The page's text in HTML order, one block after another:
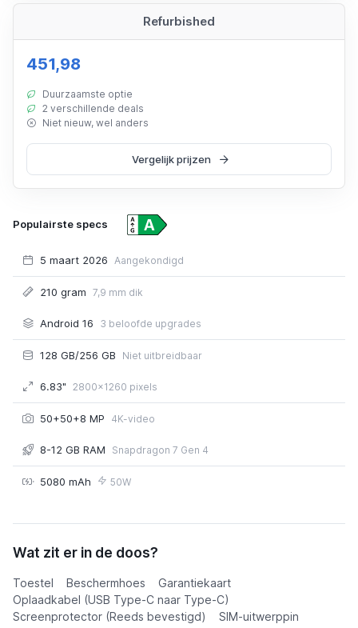
Refurbished
451,98
Duurzaamste optie
2 verschillende deals
Niet nieuw, wel anders
Vergelijk prijzen
Populairste specs
5 maart 2026 Aangekondigd
210 gram 7,9 mm dik
Android 16 3 beloofde upgrades
128 GB/256 GB Niet uitbreidbaar
6.83" 2800x1260 pixels
50+50+8 MP 4K-video
8-12 GB RAM Snapdragon 7 Gen 4
5080 mAh 50W
€ 539,00of € 25,25 p/m
Wat zit er in de doos?
Toestel Beschermhoes
Garantiekaart
Oplaadkabel (USB Type-C naar Type-C)
Screenprotector (Reeds bevestigd)
SIM-uitwerppin